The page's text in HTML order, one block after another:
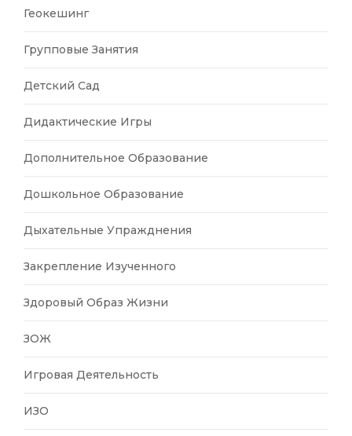
Геокешинг
Групповые Занятия
Детский Сад
Дидактические Игры
Дополнительное Образование
Дошкольное Образование
Дыхательные Упражднения
Закрепление Изученного
Здоровый Образ Жизни
ЗОЖ
Игровая Деятельность
ИЗО